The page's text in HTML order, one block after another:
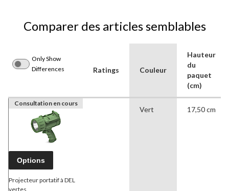
Comparer des articles semblables
Only Show
Differences
Ratings Couleur
Hauteur
du
paquet
(cm)
Consultation en cours
Options
Projecteur portatif à DEL
vertes
Vert 17,50 cm